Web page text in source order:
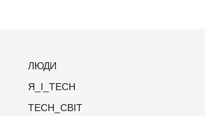
ЛЮДИ
Я_І_TECH
TECH_СВІТ